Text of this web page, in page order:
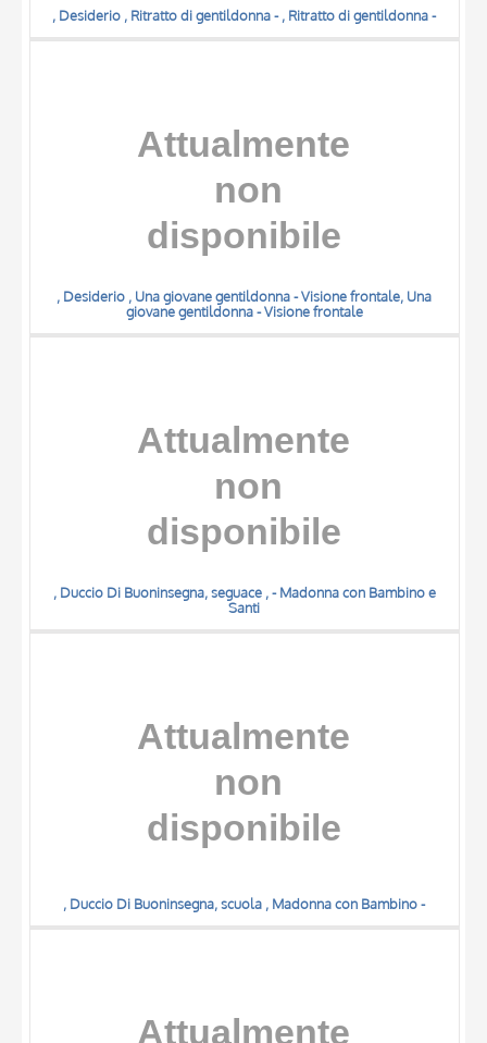
, Desiderio , Ritratto di gentildonna - , Ritratto di gentildonna -
, Desiderio , Una giovane gentildonna - Visione frontale, Una
giovane gentildonna - Visione frontale
, Duccio Di Buoninsegna, seguace , - Madonna con Bambino e
Santi
, Duccio Di Buoninsegna, scuola , Madonna con Bambino -